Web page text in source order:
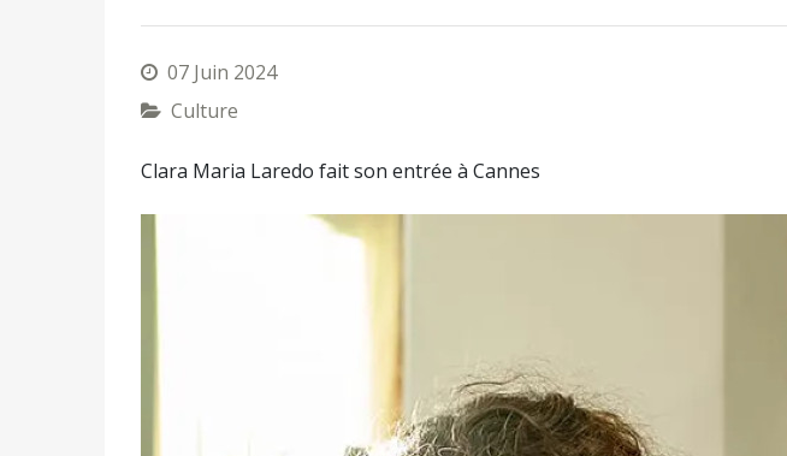
07 Juin 2024
Culture
Clara Maria Laredo fait son entrée à Cannes